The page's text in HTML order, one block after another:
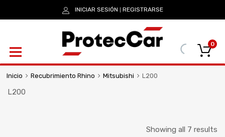
INICIAR SESIÓN REGISTRARSE
0
Inicio Recubrimiento Rhino Mitsubishi L200
L200
Showing all 7 results